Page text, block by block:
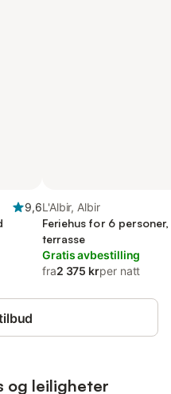
9,6L'Albir, Albir
Feriehus for 6
terrasse
Gratis avbestilling
fra2 375 krper natt
og leiligheter